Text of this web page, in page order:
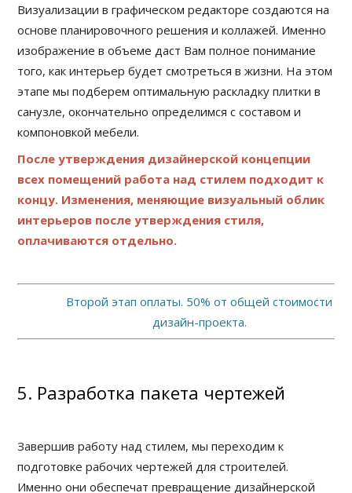
Визуализации в графическом редакторе создаются на
основе планировочного решения и коллажей. Именно
изображение в объеме даст Вам полное понимание
того, как интерьер будет смотреться в жизни. На этом
этапе мы подберем оптимальную раскладку плитки в
санузле, окончательно определимся с составом и
компоновкой мебели.
После утверждения дизайнерской концепции
всех помещений работа над стилем подходит к
концу. Изменения, меняющие визуальный облик
интерьеров после утверждения стиля,
оплачиваются отдельно.
Второй этап оплаты. 50% от общей стоимости
дизайн-проекта.
5. Разработка пакета чертежей
Завершив работу над стилем, мы переходим к
подготовке рабочих чертежей для строителей.
Именно они обеспечат превращение дизайнерской